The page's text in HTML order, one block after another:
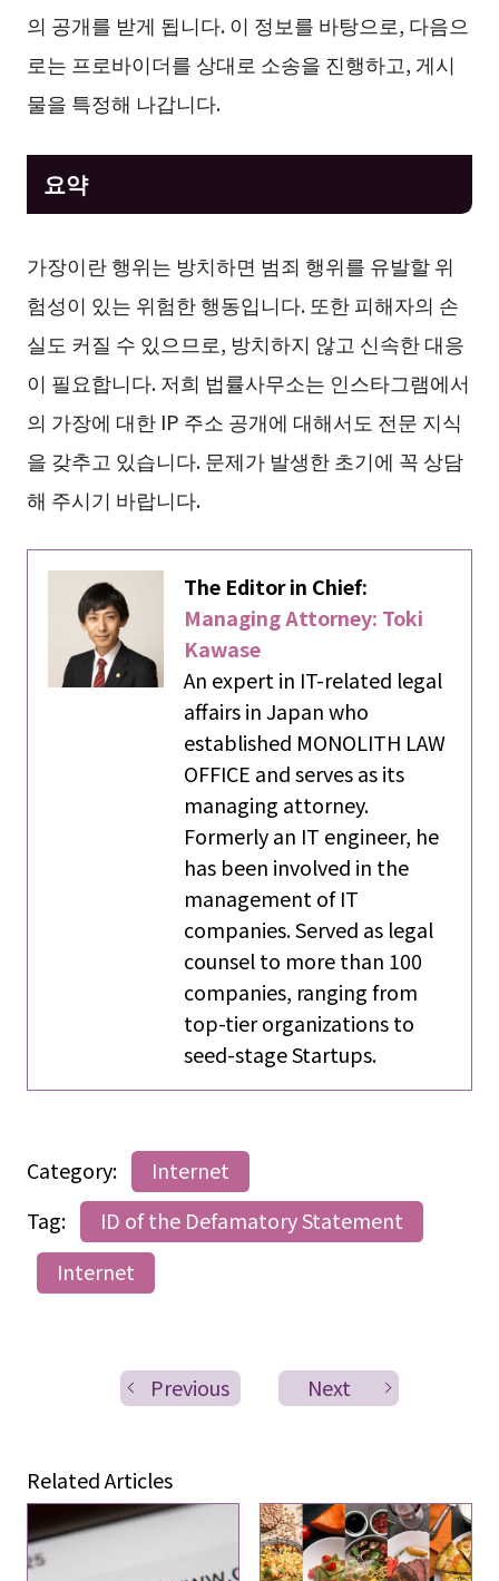
의 공개를 받게 됩니다. 이 정보를 바탕으로, 다음으
로는 프로바이더를 상대로 소송을 진행하고, 게시
물을 특정해 나갑니다.
요약
가장이란 행위는 방치하면 범죄 행위를 유발할 위
험성이 있는 위험한 행동입니다. 또한 피해자의 손
실도 커질 수 있으므로, 방치하지 않고 신속한 대응
이 필요합니다. 저희 법률사무소는 인스타그램에서
의 가장에 대한 IP 주소 공개에 대해서도 전문 지식
을 갖추고 있습니다. 문제가 발생한 초기에 꼭 상담
해 주시기 바랍니다.
The Editor in Chief:
Managing Attorney: Toki
Kawase
An expert in IT-related legal
affairs in Japan who
established MONOLITH LAW
OFFICE and serves as its
managing attorney.
Formerly an IT engineer, he
has been involved in the
management of IT
companies. Served as legal
counsel to more than 100
companies, ranging from
top-tier organizations to
seed-stage Startups.
Category:
Internet
Tag:
ID of the Defamatory Statement
Internet
Previous Next
Related Articles